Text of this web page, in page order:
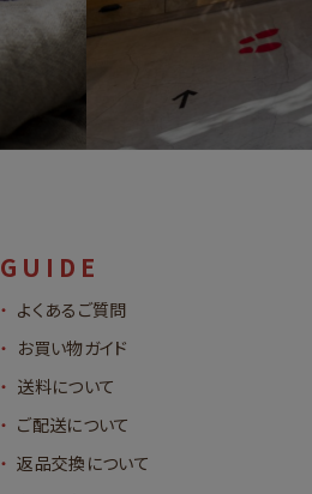
GUIDE
よくあるご質問
お買い物ガイド
送料について
ご配送について
返品交換について